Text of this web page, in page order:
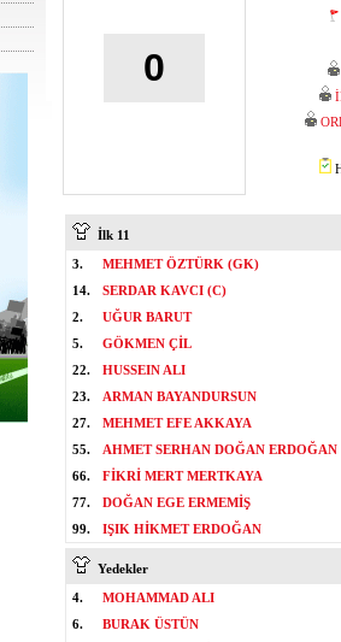
0
İlk 11
3.
MEHMET ÖZTÜRK (GK)
14.
SERDAR KAVCI (C)
2.
UĞUR BARUT
5.
GÖKMEN ÇİL
22.
HUSSEIN ALI
23.
ARMAN BAYANDURSUN
27.
MEHMET EFE AKKAYA
55.
AHMET SERHAN DOĞAN ERDOĞAN
66.
FİKRİ MERT MERTKAYA
77.
DOĞAN EGE ERMEMİŞ
99.
IŞIK HİKMET ERDOĞAN
Yedekler
4.
MOHAMMAD ALI
6.
BURAK ÜSTÜN